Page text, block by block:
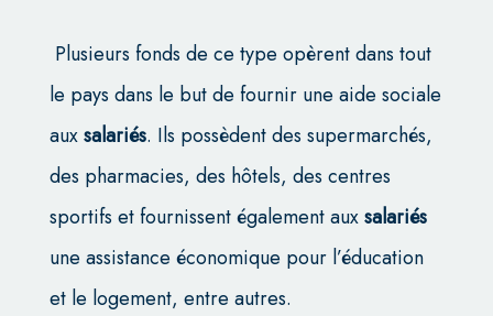
Plusieurs fonds de ce type opèrent dans tout
le pays dans le but de fournir une aide sociale
auxsalariés. Ils possèdent des supermarchés,
des pharmacies, des hôtels, des centres
sportifs et fournissent également auxsalariés
une assistance économique pour l’éducation
et le logement, entre autres.